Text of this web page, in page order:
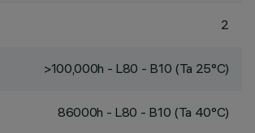
2
>100,000h - L80 - B10 (Ta 25°C)
86000h - L80 - B10 (Ta 40°C)